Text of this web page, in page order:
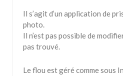
Il s’agit d’un application de
photo.
Il n’est pas possible de
pas trouvé.
Le flou est géré comme sous